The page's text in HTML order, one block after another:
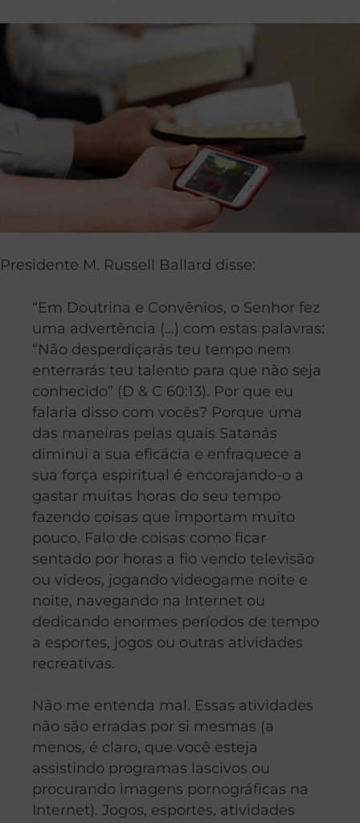
Presidente M. Russell Ballard disse:
“Em Doutrina e Convênios, o Senhor fez
uma advertência (…) com estas palavras:
“Não desperdiçarás teu tempo nem
enterrarás teu talento para que não seja
conhecido” (D & C 60:13). Por que eu
falaria disso com vocês? Porque uma
das maneiras pelas quais Satanás
diminui a sua eficácia e enfraquece a
sua força espiritual é encorajando-o a
gastar muitas horas do seu tempo
fazendo coisas que importam muito
pouco. Falo de coisas como ficar
sentado por horas a fio vendo televisão
ou vídeos, jogando videogame noite e
noite, navegando na Internet ou
dedicando enormes períodos de tempo
a esportes, jogos ou outras atividades
recreativas.
Não me entenda mal. Essas atividades
não são erradas por si mesmas (a
menos, é claro, que você esteja
assistindo programas lascivos ou
procurando imagens pornográficas na
Internet). Jogos, esportes, atividades